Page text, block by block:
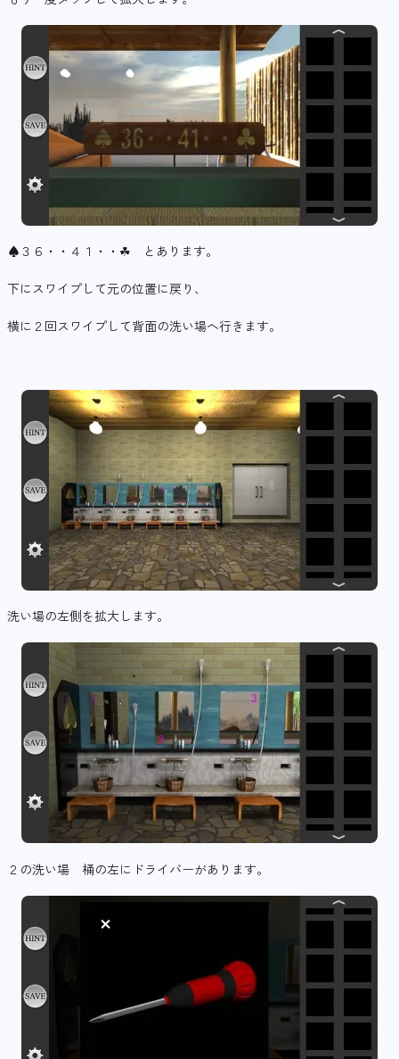
♠３６・・４１・・☘ とあります。
下にスワイプして元の位置に戻り、
横に２回スワイプして背面の洗い場へ行きます。
洗い場の左側を拡大します。
２の洗い場 桶の左にドライバーがあります。